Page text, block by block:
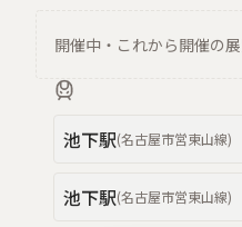
開催中・これから開催の
池下駅(名古屋市営東山線)
池下駅(名古屋市営東山線)